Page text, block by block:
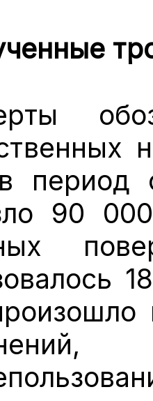
период
90